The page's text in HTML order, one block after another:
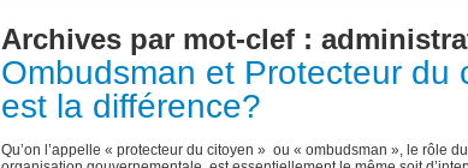
Archives par mot-clef :
Ombudsman et Protecteur du
est la différence?
Qu’on l’appelle « protecteur du citoyen » ou « ombudsman », le rôle